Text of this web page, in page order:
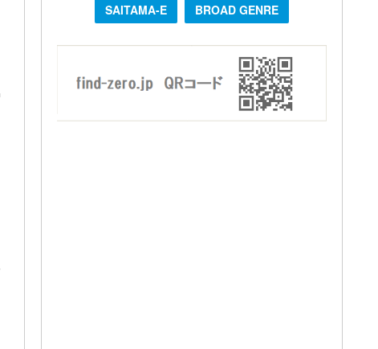
SAITAMA-E BROAD GENRE